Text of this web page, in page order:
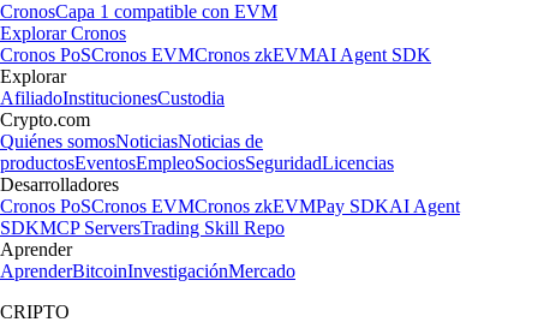
CronosCapa 1 compatible con EVM
Explorar Cronos
Cronos PoSCronos EVMCronos zkEVMAI Agent SDK
Explorar
AfiliadoInstitucionesCustodia
Crypto.com
Quiénes somosNoticiasNoticias de
productosEventosEmpleoSociosSeguridadLicencias
Desarrolladores
Cronos PoSCronos EVMCronos zkEVMPay SDKAI Agent
SDKMCP ServersTrading Skill Repo
Aprender
AprenderBitcoinInvestigaciónMercado
CRIPTO